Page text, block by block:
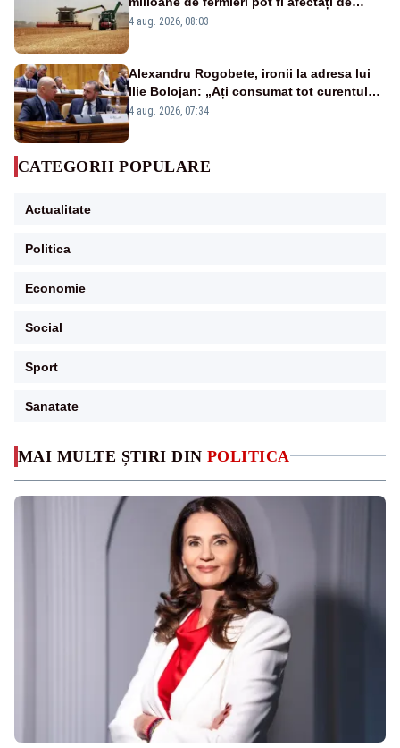
MAI MULTE ȘTIRI DIN POLITICA
strategia pentru conservarea
4 aug. 2026, 08:03
Alexandru Rogobete, ironii la adresa lui
Ilie Bolojan: „Ați consumat tot curentul
urmărind șobolani imaginari”
4 aug. 2026, 07:34
CATEGORII POPULARE
Actualitate
Politica
Economie
Social
Sport
Sanatate